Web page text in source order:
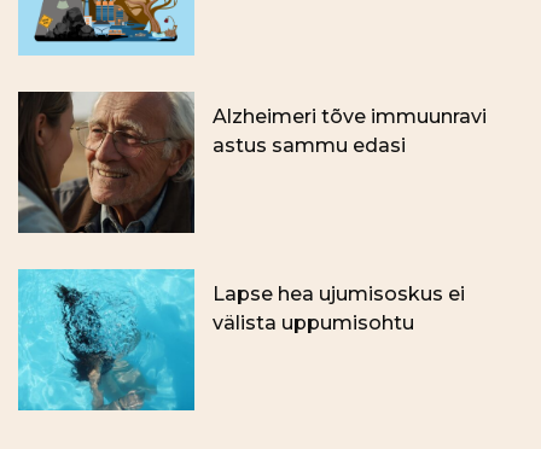
Alzheimeri tõve immuunravi
astus sammu edasi
Lapse hea ujumisoskus ei
välista uppumisohtu